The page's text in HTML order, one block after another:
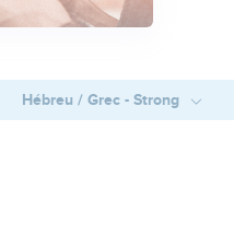
Hébreu / Grec - Strong